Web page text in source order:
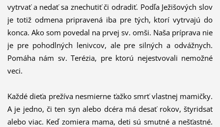
vytrvať a nedať sa znechutiť či odradiť. Podľa Ježišových slov
je totiž odmena pripravená iba pre tých, ktorí vytrvajú do
konca. Ako som povedal na prvej sv. omši. Naša príprava nie
je pre pohodlných lenivcov, ale pre silných a odvážnych.
Pomáha nám sv. Terézia, pre ktorú nejestvovali nemožné
veci.
Každé dieťa prežíva nesmierne ťažko smrť vlastnej mamičky.
A je jedno, či ten syn alebo dcéra má desať rokov, štyridsať
alebo viac. Keď zomiera mama, deti sú smutné a nešťastné.